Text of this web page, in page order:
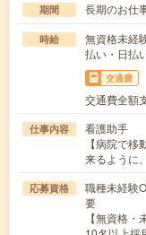
期間 長期のお仕
時給
無資格未経
払い・日払
交通費
交通費全額
仕事内容
看護助手
【病院で
来るように
応募資格
職種未経験
要
【無資格